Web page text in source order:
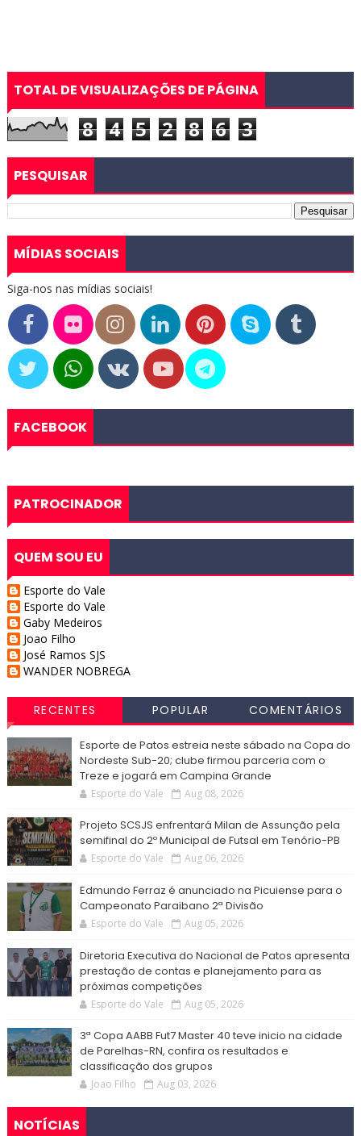
TOTAL DE VISUALIZAÇÕES DE PÁGINA
8 4 5 2 8 6 3
PESQUISAR
MÍDIAS SOCIAIS
Siga-nos nas mídias sociais!
FACEBOOK
PATROCINADOR
QUEM SOU EU
Esporte do Vale
Esporte do Vale
Gaby Medeiros
Joao Filho
José Ramos SJS
WANDER NOBREGA
RECENTES POPULAR COMENTÁRIOS
Esporte de Patos estreia neste sábado na Copa do
Nordeste Sub-20; clube firmou parceria com o
Treze e jogará em Campina Grande
Esporte do Vale Aug 08, 2026
Projeto SCSJS enfrentará Milan de Assunção pela
semifinal do 2º Municipal de Futsal em Tenório-PB
Esporte do Vale Aug 06, 2026
Edmundo Ferraz é anunciado na Picuiense para o
Campeonato Paraibano 2ª Divisão
Esporte do Vale Aug 05, 2026
Diretoria Executiva do Nacional de Patos apresenta
prestação de contas e planejamento para as
próximas competições
Esporte do Vale Aug 05, 2026
3ª Copa AABB Fut7 Master 40 teve inicio na cidade
de Parelhas-RN, confira os resultados e
classificação dos grupos
Joao Filho Aug 03, 2026
NOTÍCIAS